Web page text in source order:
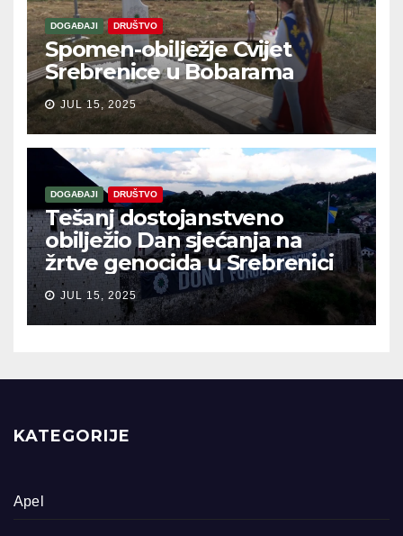
DOGAĐAJI DRUŠTVO
Spomen-obilježje Cvijet
Srebrenice u Bobarama
JUL 15, 2025
DOGAĐAJI DRUŠTVO
Tešanj dostojanstveno
obilježio Dan sjećanja na
žrtve genocida u Srebrenici
JUL 15, 2025
KATEGORIJE
Apel